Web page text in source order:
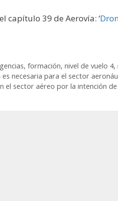
capítulo 39 de Aerovía: ‘
,formación,nivel de vuelo 4,
es necesaria para el sector
el sector aéreo por la intención